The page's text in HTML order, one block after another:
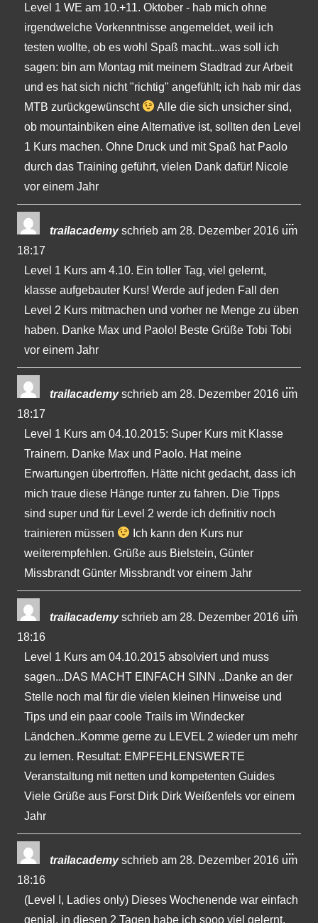
Level 1 WE am 10.+11. Oktober - hab mich ohne
irgendwelche Vorkenntnisse angemeldet, weil ich
testen wollte, ob es wohl Spaß macht...was soll ich
sagen: bin am Montag mit meinem Stadtrad zur Arbeit
und es hat sich nicht "richtig" angefühlt; ich hab mir das
MTB zurückgewünscht
Alle die sich unsicher sind,
ob mountainbiken eine Alternative ist, sollten den Level
1 Kurs machen. Ohne Druck und mit Spaß hat Paolo
durch das Training geführt, vielen Dank dafür! Nicole
vor einem Jahr
trailacademy schrieb am 28. Dezember 2016 um
18:17
Level 1 Kurs am 4.10. Ein toller Tag, viel gelernt,
klasse aufgebauter Kurs! Werde auf jeden Fall den
Level 2 Kurs mitmachen und vorher ne Menge zu üben
haben. Danke Max und Paolo! Beste Grüße Tobi Tobi
vor einem Jahr
...
trailacademy schrieb am 28. Dezember 2016 um
18:17
Level 1 Kurs am 04.10.2015: Super Kurs mit Klasse
Trainern. Danke Max und Paolo. Hat meine
Erwartungen übertroffen. Hätte nicht gedacht, dass ich
mich traue diese Hänge runter zu fahren. Die Tipps
sind super und für Level 2 werde ich definitiv noch
trainieren müssen
Ich kann den Kurs nur
weiterempfehlen. Grüße aus Bielstein, Günter
Missbrandt Günter Missbrandt vor einem Jahr
...
trailacademy schrieb am 28. Dezember 2016 um
18:16
Level 1 Kurs am 04.10.2015 absolviert und muss
sagen...DAS MACHT EINFACH SINN ..Danke an der
Stelle noch mal für die vielen kleinen Hinweise und
Tips und ein paar coole Trails im Windecker
Ländchen..Komme gerne zu LEVEL 2 wieder um mehr
zu lernen. Resultat: EMPFEHLENSWERTE
Veranstaltung mit netten und kompetenten Guides
Viele Grüße aus Forst Dirk Dirk Weißenfels vor einem
Jahr
...
trailacademy schrieb am 28. Dezember 2016 um
18:16
(Level I, Ladies only) Dieses Wochenende war einfach
genial, in diesen 2 Tagen habe ich sooo viel gelernt.
...